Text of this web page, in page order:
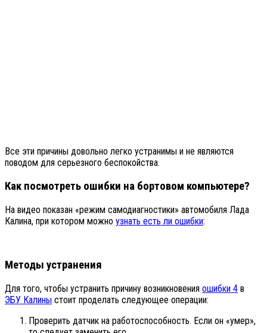
Все эти причины довольно легко устранимы и не являются
поводом для серьезного беспокойства.
Как посмотреть ошибки на бортовом компьютере?
На видео показан «режим самодиагностики» автомобиля Лада
Калина, при котором можно узнать есть ли ошибки:
Методы устранения
Для того, чтобы устранить причину возникновения ошибки 4 в
ЭБУ Калины стоит проделать следующее операции:
Проверить датчик на работоспособность. Если он «умер»,